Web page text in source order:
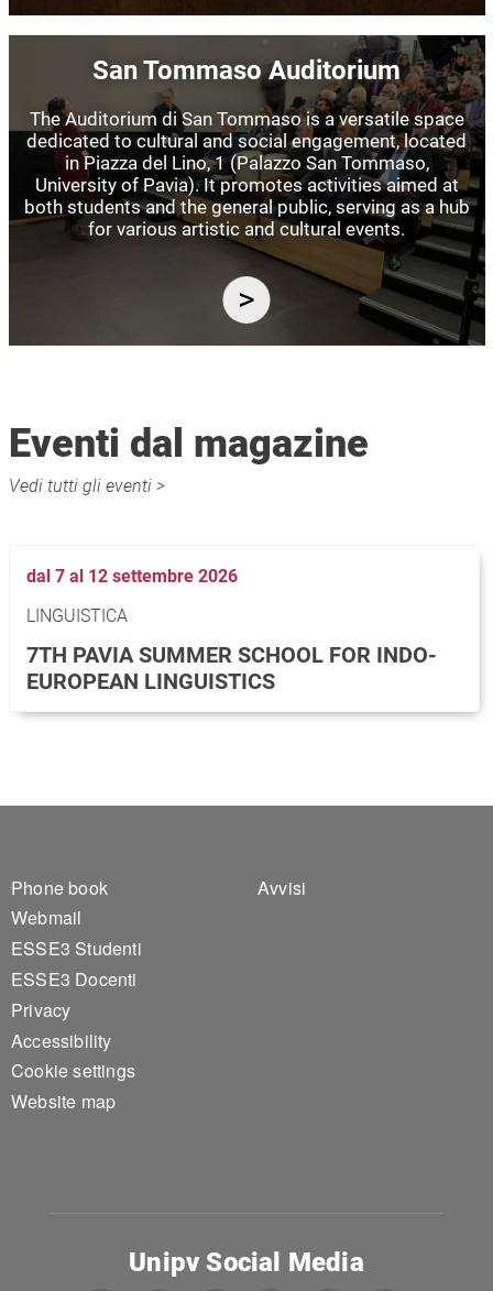
San Tommaso Auditorium
The Auditorium di San Tommaso is a versatile space
dedicated to cultural and social engagement, located
in Piazza del Lino, 1 (Palazzo San Tommaso,
University of Pavia). It promotes activities aimed at
both students and the general public, serving as a hub
for various artistic and cultural events.
Vedi tutti gli eventi >
Eventi dal magazine
dal 7 al 12 settembre 2026
LINGUISTICA
7TH PAVIA SUMMER SCHOOL FOR INDO-
EUROPEAN LINGUISTICS
Footer 1
Phone book
Webmail
ESSE3 Studenti
ESSE3 Docenti
Privacy
Accessibility
Cookie settings
Website map
Footer 2
Avvisi
Unipv Social Media